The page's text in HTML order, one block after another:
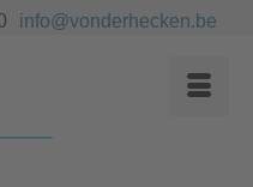
info@vonderhecken.be